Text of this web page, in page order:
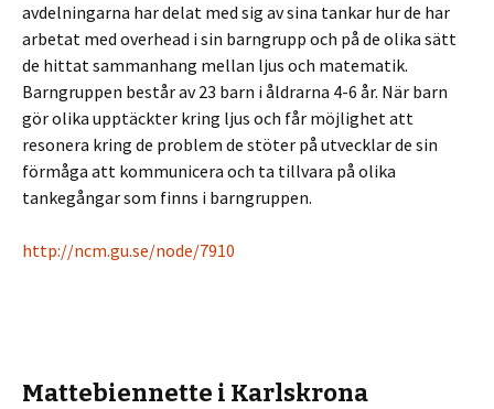
avdelningarna har delat med sig av sina tankar hur de har
arbetat med overhead i sin barngrupp och på de olika sätt
de hittat sammanhang mellan ljus och matematik.
Barngruppen består av 23 barn i åldrarna 4-6 år. När barn
gör olika upptäckter kring ljus och får möjlighet att
resonera kring de problem de stöter på utvecklar de sin
förmåga att kommunicera och ta tillvara på olika
tankegångar som finns i barngruppen.
http://ncm.gu.se/node/7910
Mattebiennette i Karlskrona